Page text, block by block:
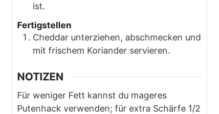
ist.
Fertigstellen
Cheddar unterziehen, abschmecken und
mit frischem Koriander servieren.
NOTIZEN
Für weniger Fett kannst du mageres
Putenhack verwenden; für extra Schärfe 1/2